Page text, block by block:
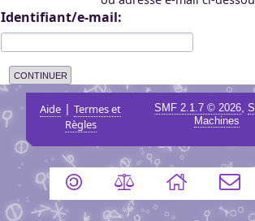
Identifiant/e-mail:
Aide |Termes et
Règles
SMF 2.1.7 © 2026,
Machines